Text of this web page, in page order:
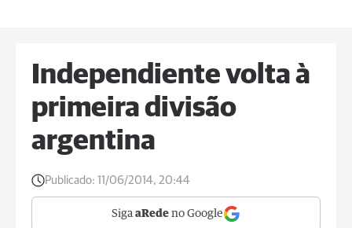
Independiente volta à
primeira divisão
argentina
Publicado: 11/06/2014, 20:44
Siga aRede no Google